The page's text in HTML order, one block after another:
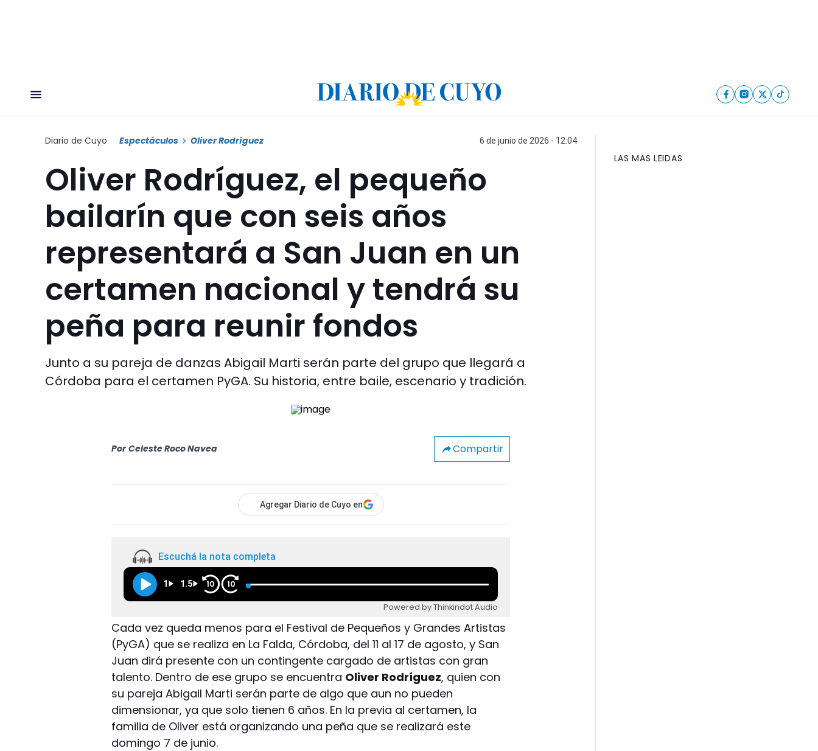
Diario de Cuyo Espectáculos Oliver Rodríguez 6 de junio de 2026 - 12:04
Oliver Rodríguez, el pequeño
bailarín que con seis años
representará a San Juan en un
certamen nacional y tendrá su
peña para reunir fondos
Junto a su pareja de danzas Abigail Marti serán parte del grupo que llegará a
Córdoba para el certamen PyGA. Su historia, entre baile, escenario y tradición.
Por Celeste Roco Navea Compartir
Agregar Diario de Cuyo en
Escuchá la nota completa
1 1.5 10 10
Powered by Thinkindot Audio
Cada vez queda menos para el Festival de Pequeños y Grandes Artistas
(PyGA) que se realiza en La Falda, Córdoba, del 11 al 17 de agosto, y San
Juan dirá presente con un contingente cargado de artistas con gran
talento. Dentro de ese grupo se encuentra Oliver Rodríguez, quien con
su pareja Abigail Marti serán parte de algo que aun no pueden
dimensionar, ya que solo tienen 6 años. En la previa al certamen, la
familia de Oliver está organizando una peña que se realizará este
domingo 7 de junio.
LAS MAS LEIDAS